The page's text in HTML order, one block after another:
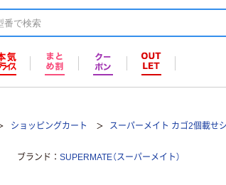
ショッピングカート スーパーメイト カゴ2個載せ
ブランド SUPERMATE（スーパーメイト）